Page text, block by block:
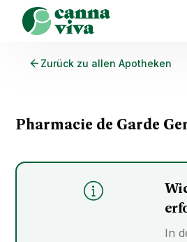
Zurück zu allen Apotheken
Pharmacie de Garde
In